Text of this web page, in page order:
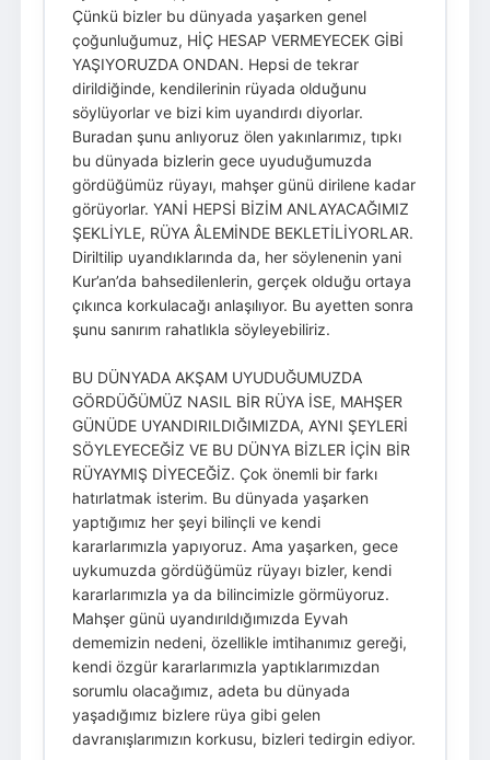
Çünkü bizler bu dünyada yaşarken genel
çoğunluğumuz, HİÇ HESAP VERMEYECEK GİBİ
YAŞIYORUZDA ONDAN. Hepsi de tekrar
dirildiğinde, kendilerinin rüyada olduğunu
söylüyorlar ve bizi kim uyandırdı diyorlar.
Buradan şunu anlıyoruz ölen yakınlarımız, tıpkı
bu dünyada bizlerin gece uyuduğumuzda
gördüğümüz rüyayı, mahşer günü dirilene kadar
görüyorlar. YANİ HEPSİ BİZİM ANLAYACAĞIMIZ
ŞEKLİYLE, RÜYA ÂLEMİNDE BEKLETİLİYORLAR.
Diriltilip uyandıklarında da, her söylenenin yani
Kur’an’da bahsedilenlerin, gerçek olduğu ortaya
çıkınca korkulacağı anlaşılıyor. Bu ayetten sonra
şunu sanırım rahatlıkla söyleyebiliriz.
BU DÜNYADA AKŞAM UYUDUĞUMUZDA
GÖRDÜĞÜMÜZ NASIL BİR RÜYA İSE, MAHŞER
GÜNÜDE UYANDIRILDIĞIMIZDA, AYNI ŞEYLERİ
SÖYLEYECEĞİZ VE BU DÜNYA BİZLER İÇİN BİR
RÜYAYMIŞ DİYECEĞİZ. Çok önemli bir farkı
hatırlatmak isterim. Bu dünyada yaşarken
yaptığımız her şeyi bilinçli ve kendi
kararlarımızla yapıyoruz. Ama yaşarken, gece
uykumuzda gördüğümüz rüyayı bizler, kendi
kararlarımızla ya da bilincimizle görmüyoruz.
Mahşer günü uyandırıldığımızda Eyvah
dememizin nedeni, özellikle imtihanımız gereği,
kendi özgür kararlarımızla yaptıklarımızdan
sorumlu olacağımız, adeta bu dünyada
yaşadığımız bizlere rüya gibi gelen
davranışlarımızın korkusu, bizleri tedirgin ediyor.